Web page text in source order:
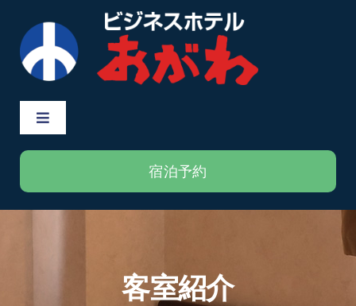
content
Toggle
Home
客室紹介
宿泊予約
客室紹介